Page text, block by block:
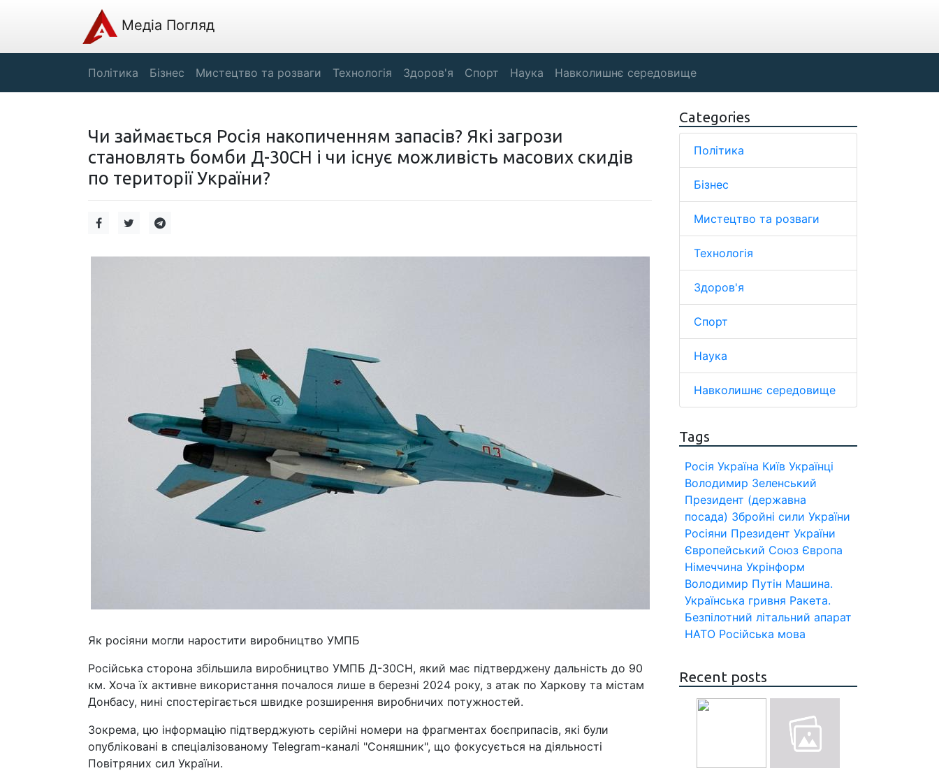
Медіа Погляд
Політика Бізнес Мистецтво та розваги Технологія Здоров'я Спорт Наука Навколишнє середовище
Чи займається Росія накопиченням запасів? Які загрози
становлять бомби Д-30СН і чи існує можливість масових скидів
по території України?
Як росіяни могли наростити виробництво УМПБ
Російська сторона збільшила виробництво УМПБ Д-30СН, який має підтверджену дальність до 90
км. Хоча їх активне використання почалося лише в березні 2024 року, з атак по Харкову та містам
Донбасу, нині спостерігається швидке розширення виробничих потужностей.
Зокрема, цю інформацію підтверджують серійні номери на фрагментах боєприпасів, які були
опубліковані в спеціалізованому Telegram-каналі "Соняшник", що фокусується на діяльності
Повітряних сил України.
Categories
Політика
Бізнес
Мистецтво та розваги
Технологія
Здоров'я
Спорт
Наука
Навколишнє середовище
Tags
Росія Україна Київ Українці
Володимир Зеленський
Президент (державна
посада) Збройні сили України
Росіяни Президент України
Європейський Союз Європа
Німеччина Укрінформ
Володимир Путін Машина.
Українська гривня Ракета.
Безпілотний літальний апарат
НАТО Російська мова
Recent posts